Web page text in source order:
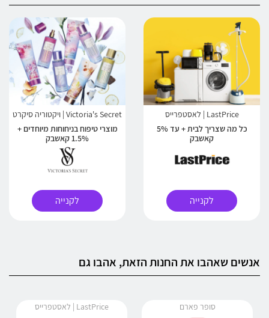
LastPrice | לאסטפרייס
כל מה שצריך לבית + עד 5%
קאשבק
לקנייה
Victoria's Secret | ויקטוריה סיקרט
מוצרי טיפוח בניחוחות מיוחדים +
1.5% קאשבק
לקנייה
אנשים שאהבו את החנות הזאת, אהבו גם
סופר פארם LastPrice | לאסטפרייס